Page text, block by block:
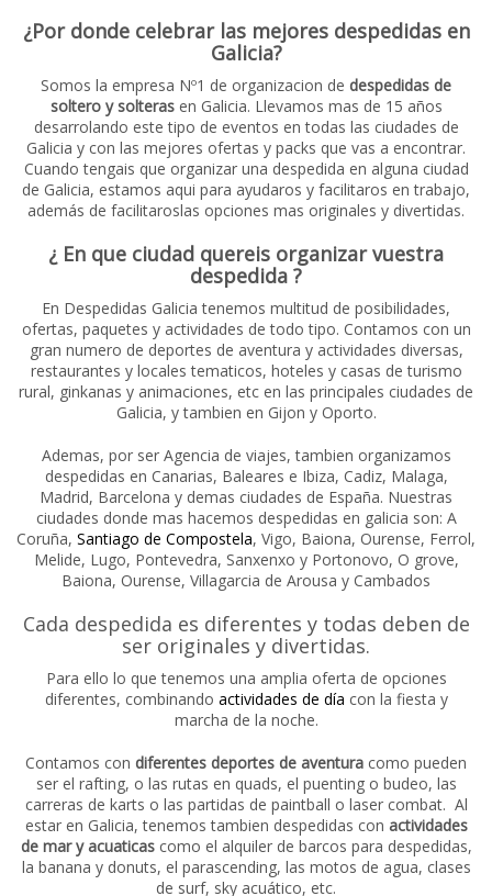
¿Por donde celebrar las mejores despedidas en
Galicia?
Somos la empresa Nº1 de organizacion de despedidas de
soltero y solterasen Galicia. Llevamos mas de 15 años
desarrolando este tipo de eventos en todas las ciudades de
Galicia y con las mejores ofertas y packs que vas a encontrar.
Cuando tengais que organizar una despedida en alguna ciudad
de Galicia, estamos aqui para ayudaros y facilitaros en trabajo,
además de facilitaroslas opciones mas originales y divertidas.
¿ En que ciudad quereis organizar vuestra
despedida ?
En Despedidas Galicia tenemos multitud de posibilidades,
ofertas, paquetes y actividades de todo tipo. Contamos con un
gran numero de deportes de aventura y actividades diversas,
restaurantes y locales tematicos, hoteles y casas de turismo
rural, ginkanas y animaciones, etc en las principales ciudades de
Galicia, y tambien en Gijon y Oporto.
Ademas, por ser Agencia de viajes, tambien organizamos
despedidas en Canarias, Baleares e Ibiza, Cadiz, Malaga,
Madrid, Barcelona y demas ciudades de España. Nuestras
ciudades donde mas hacemos despedidas en galicia son: A
Coruña, Santiago de Compostela, Vigo, Baiona, Ourense, Ferrol,
Melide, Lugo, Pontevedra, Sanxenxo y Portonovo, O grove,
Baiona, Ourense, Villagarcia de Arousa y Cambados
Cada despedida es diferentes y todas deben de
ser originales y divertidas.
Para ello lo que tenemos una amplia oferta de opciones
diferentes, combinando actividades de día con la fiesta y
marcha de la noche.
Contamos con diferentes deportes de aventura como pueden
ser el rafting, o las rutas en quads, el puenting o budeo, las
carreras de karts o las partidas de paintball o laser combat. Al
estar en Galicia, tenemos tambien despedidas con actividades
de mar y acuaticascomo el alquiler de barcos para despedidas,
la banana y donuts, el parascending, las motos de agua, clases
de surf, sky acuático, etc.